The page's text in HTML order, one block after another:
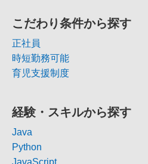
こだわり条件から探す
正社員
時短勤務可能
育児支援制度
経験・スキルから探す
Java
Python